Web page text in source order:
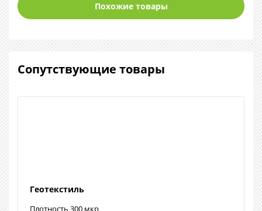
Похожие товары
Сопутствующие товары
Геотекстиль
Плотность 300 мкр